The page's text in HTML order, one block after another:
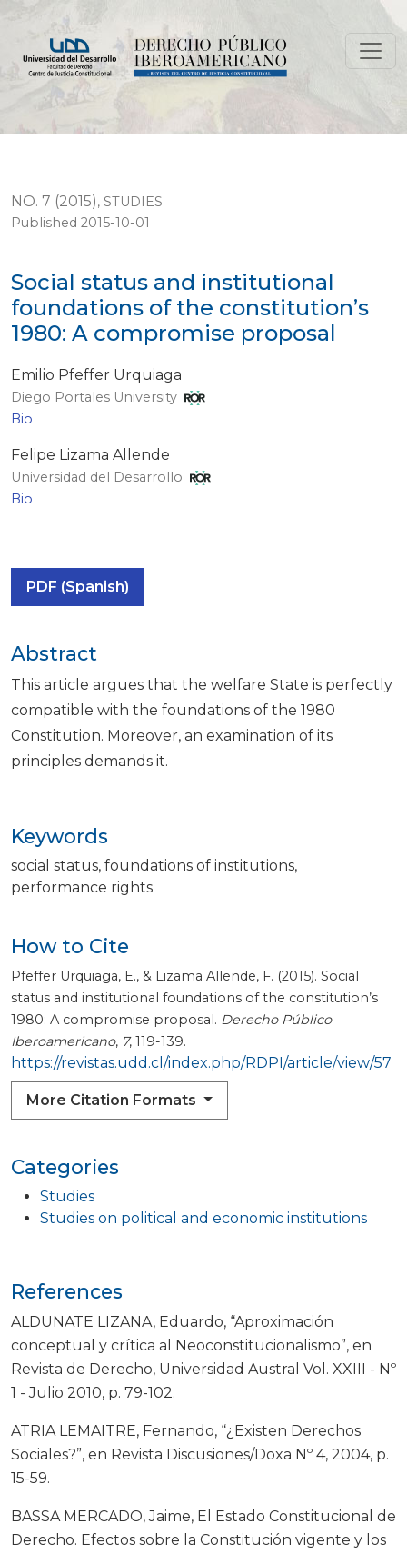
Social status and institutional foundations of the
NO. 7 (2015), STUDIES
Social status and institutional
foundations of the constitution’s
1980: A compromise proposal
Published 2015-10-01
Emilio Pfeffer Urquiaga
Diego Portales University
Bio
Felipe Lizama Allende
Universidad del Desarrollo
Bio
PDF (Spanish)
Keywords
social status foundations of institutions
performance rights
Categories
Studies
Studies on political and economic institutions
How to Cite
Pfeffer Urquiaga, E., & Lizama Allende, F. (2015). Social
status and institutional foundations of the constitution’s
1980: A compromise proposal. Derecho Público
Iberoamericano, 7, 119-139.
https://revistas.udd.cl/index.php/RDPI/article/view/57
More Citation Formats
Abstract
This article argues that the welfare State is perfectly
compatible with the foundations of the 1980
Constitution. Moreover, an examination of its
principles demands it.
References
ALDUNATE LIZANA, Eduardo, “Aproximación
conceptual y crítica al Neoconstitucionalismo”, en
Revista de Derecho, Universidad Austral Vol. XXIII - Nº
1 - Julio 2010, p. 79-102.
ATRIA LEMAITRE, Fernando, “¿Existen Derechos
Sociales?”, en Revista Discusiones/Doxa Nº 4, 2004, p.
15-59.
BASSA MERCADO, Jaime, El Estado Constitucional de
Derecho. Efectos sobre la Constitución vigente y los